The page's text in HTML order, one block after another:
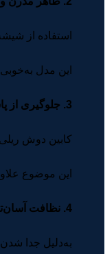
استفاده از
این مدل
3. جلوگیری از پاشش آب
کابین دوش
این موضوع
4. نظافت آسان‌تر
به‌دلیل جدا